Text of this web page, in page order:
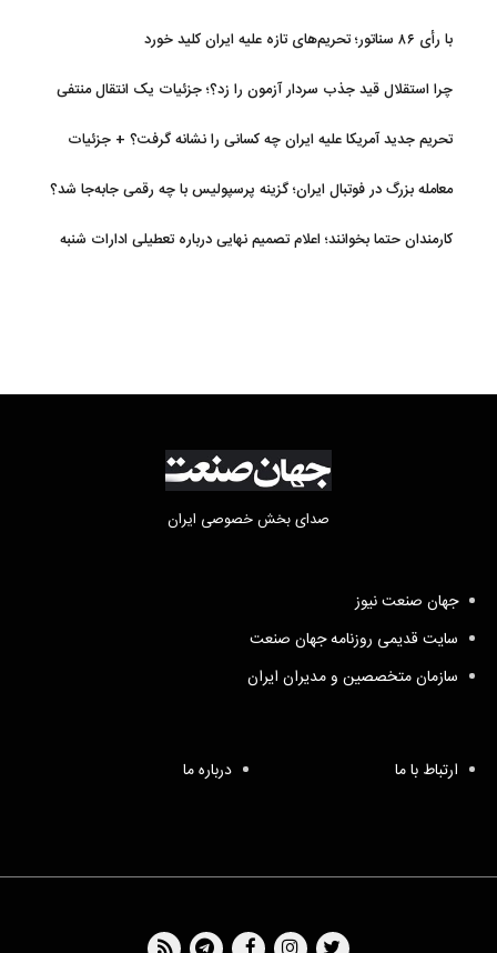
با رأی ۸۶ سناتور؛ تحریم‌های تازه علیه ایران کلید خورد
چرا استقلال قید جذب سردار آزمون را زد؟؛ جزئیات یک انتقال منتفی
تحریم جدید آمریکا علیه ایران چه کسانی را نشانه گرفت؟ + جزئیات
معامله بزرگ در فوتبال ایران؛ گزینه پرسپولیس با چه رقمی جابه‌جا شد؟
کارمندان حتما بخوانند؛ اعلام تصمیم نهایی درباره تعطیلی ادارات شنبه
صدای بخش خصوصی ایران
جهان صنعت نیوز
سایت قدیمی روزنامه جهان صنعت
سازمان متخصصین و مدیران ایران
ارتباط با ما درباره ما